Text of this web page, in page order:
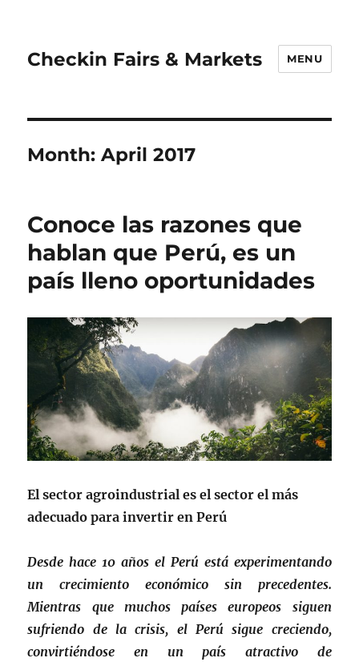
Checkin Fairs & Markets MENU
Month:April 2017
Conoce las razones que
hablan que Perú, es un
país lleno oportunidades
El sector agroindustrial es el sector el más
adecuado para invertir en Perú
Desde hace 10 años el Perú está experimentando
un crecimiento económico sin precedentes.
Mientras que muchos países europeos siguen
sufriendo de la crisis, el Perú sigue creciendo,
convirtiéndose en un país atractivo de